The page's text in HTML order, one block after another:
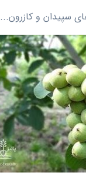
سپیدان و کازرون...